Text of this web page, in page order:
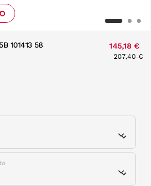
101413 58 145,18 €
Price
207,40 €